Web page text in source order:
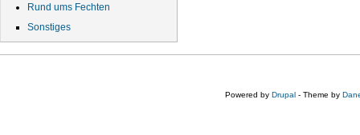
Rund ums Fechten
Sonstiges
Powered byDrupal - Theme by